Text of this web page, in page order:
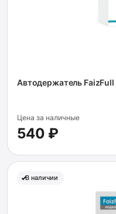
Автодержатель FaizFull
Цена за наличные
540 ₽
В наличии